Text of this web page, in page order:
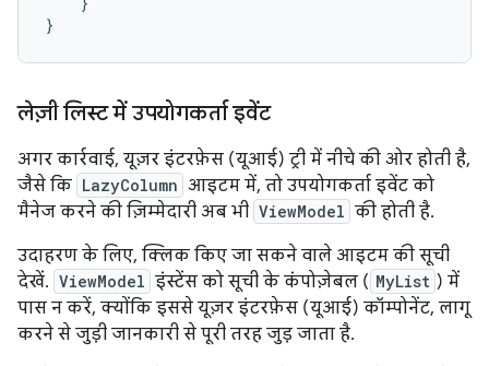
}
लेज़ी लिस्ट में उपयोगकर्ता इवेंट
अगर कार्रवाई, यूज़र इंटरफ़ेस (यूआई) ट्री में नीचे की ओर होती है,
जैसे कि LazyColumn आइटम में, तो उपयोगकर्ता इवेंट को
मैनेज करने की ज़िम्मेदारी अब भी ViewModel की होती है.
उदाहरण के लिए, क्लिक किए जा सकने वाले आइटम की सूची
देखें. ViewModel इंस्टेंस को सूची के कंपोज़ेबल ( MyList ) में
पास न करें, क्योंकि इससे यूज़र इंटरफ़ेस (यूआई) कॉम्पोनेंट, लागू
करने से जुड़ी जानकारी से पूरी तरह जुड़ जाता है.